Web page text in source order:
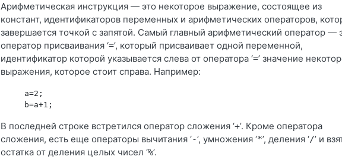
Арифметическая инструкция — это некоторое выражение, состоящее из
констант, идентификаторов переменных и арифметических операторов,
завершается точкой с запятой. Самый главный арифметический оператор —
оператор присваивания ‘=’, который присваивает одной переменной,
идентификатор которой указывается слева от оператора ‘=’ значение
выражения, которое стоит справа. Например:
a=2;
В последней строке встретился оператор сложения ‘+’. Кроме оператора
сложения, есть еще операторы вычитания ‘-’, умножения ‘*’, деления ‘/’ и
остатка от деления целых чисел ‘%’.